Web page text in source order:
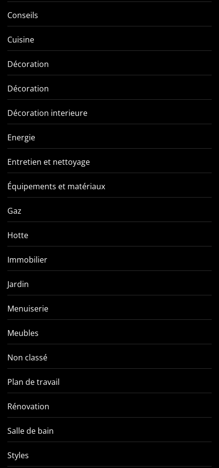
Conseils
Cuisine
Décoration
Décoration
Décoration interieure
Energie
Entretien et nettoyage
Équipements et matériaux
Gaz
Hotte
Immobilier
Jardin
Menuiserie
Meubles
Non classé
Plan de travail
Rénovation
Salle de bain
Styles